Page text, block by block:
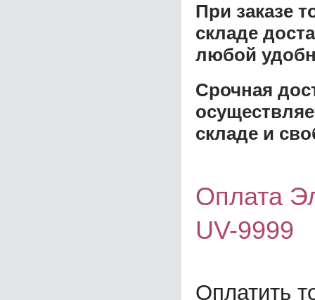
При заказе
складе
любой
Срочная
складе и
Оплата
UV-9999
Оплатить